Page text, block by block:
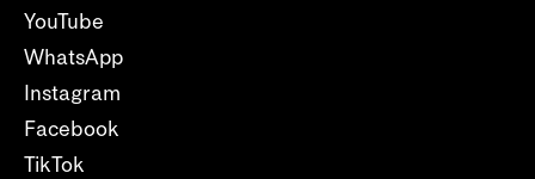
YouTube
WhatsApp
Instagram
Facebook
TikTok